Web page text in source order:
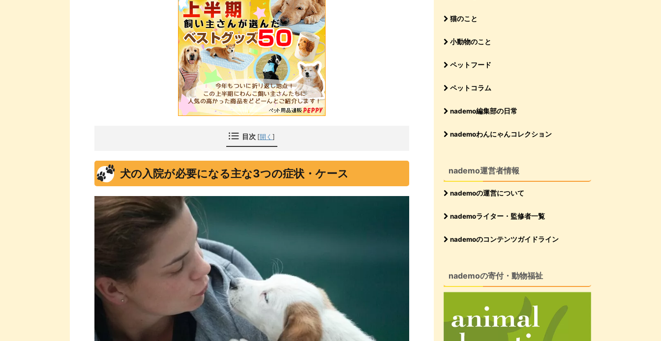
目次 [開く ]
犬の入院が必要になる主な3つの症状・ケース
猫のこと
小動物のこと
ペットフード
ペットコラム
nademo編集部の日常
nademoわんにゃんコレクション
nademo運営者情報
nademoの運営について
nademoライター・監修者一覧
nademoのコンテンツガイドライン
nademoの寄付・動物福祉